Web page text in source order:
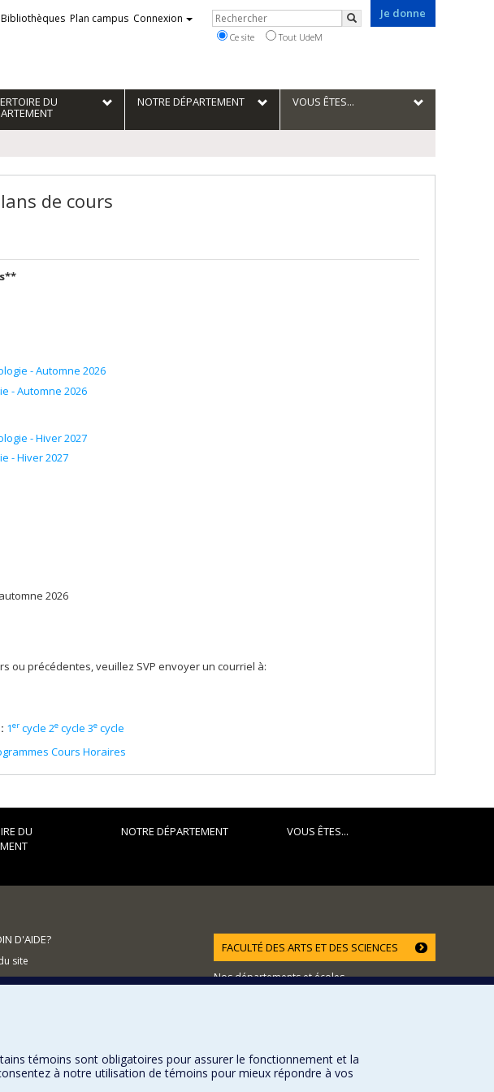
Je donne
Bibliothèques Plan campus Connexion Rechercher
Rechercher
Ce site Tout UdeM
DU NOTRE DÉPARTEMENT VOUS ÊTES...
de cours
- Automne 2026
- Automne 2026
- Hiver 2027
- Hiver 2027
2026
ou précédentes, veuillez SVP envoyer un courriel à:
1er cycle 2e cycle 3e cycle
Cours Horaires
DU
NOTRE DÉPARTEMENT VOUS ÊTES...
D'AIDE?
site
une erreur
FACULTÉ DES ARTS ET DES SCIENCES
Nos départements et écoles
témoins sont obligatoires pour assurer le fonctionnement et la
à notre utilisation de témoins pour mieux répondre à vos